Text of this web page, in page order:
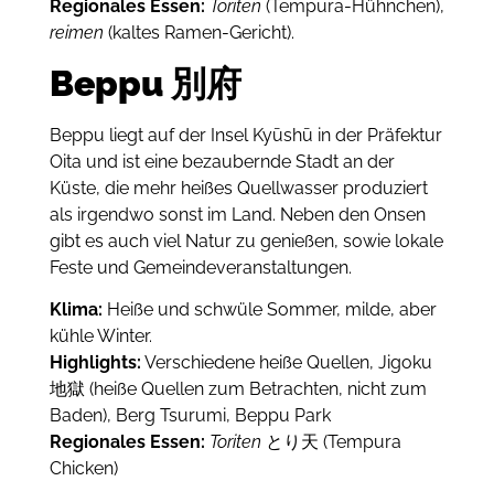
Regionales Essen: Toriten (Tempura-Hühnchen),
reimen (kaltes Ramen-Gericht).
Beppu 別府
Beppu liegt auf der Insel Kyūshū in der Präfektur
Oita und ist eine bezaubernde Stadt an der
Küste, die mehr heißes Quellwasser produziert
als irgendwo sonst im Land. Neben den Onsen
gibt es auch viel Natur zu genießen, sowie lokale
Feste und Gemeindeveranstaltungen.
Klima: Heiße und schwüle Sommer, milde, aber
kühle Winter.
Highlights: Verschiedene heiße Quellen, Jigoku
地獄 (heiße Quellen zum Betrachten, nicht zum
Baden), Berg Tsurumi, Beppu Park
Regionales Essen: Toriten とり天 (Tempura
Chicken)